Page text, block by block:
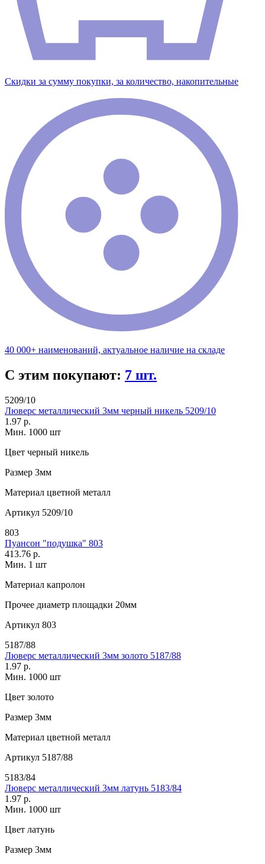
Скидки за сумму покупки, за количество, накопительные
40 000+ наименований, актуальное наличие на складе
С этим покупают: 7 шт.
5209/10
Люверс металлический 3мм черный никель 5209/10
1.97 р.
Мин. 1000 шт
Цвет черный никель
Размер 3мм
Материал цветной металл
Артикул 5209/10
803
Пуансон "подушка" 803
413.76 р.
Мин. 1 шт
Материал капролон
Прочее диаметр площадки 20мм
Артикул 803
5187/88
Люверс металлический 3мм золото 5187/88
1.97 р.
Мин. 1000 шт
Цвет золото
Размер 3мм
Материал цветной металл
Артикул 5187/88
5183/84
Люверс металлический 3мм латунь 5183/84
1.97 р.
Мин. 1000 шт
Цвет латунь
Размер 3мм